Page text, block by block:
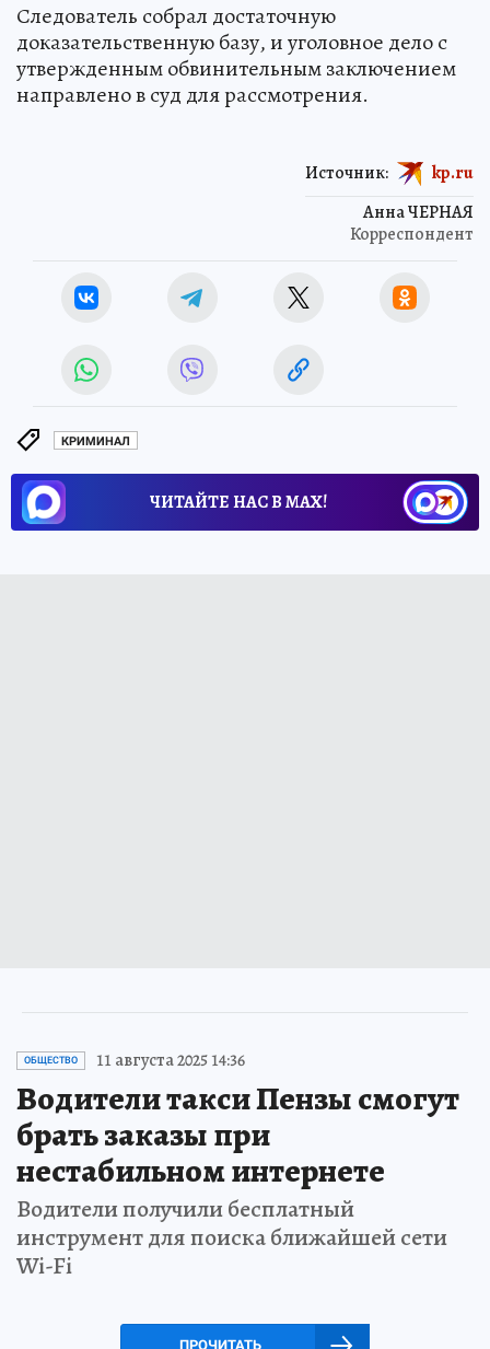
Следователь собрал достаточную
доказательственную базу, и уголовное дело с
утвержденным обвинительным заключением
направлено в суд для рассмотрения.
Анна ЧЕРНАЯ
Корреспондент
Источник: kp.ru
КРИМИНАЛ
ЧИТАЙТЕ НАС В МАХ!
ОБЩЕСТВО 11 августа 2025 14:36
Водители такси Пензы смогут
брать заказы при
нестабильном интернете
Водители получили бесплатный
инструмент для поиска ближайшей сети
Wi-Fi
ПРОЧИТАТЬ